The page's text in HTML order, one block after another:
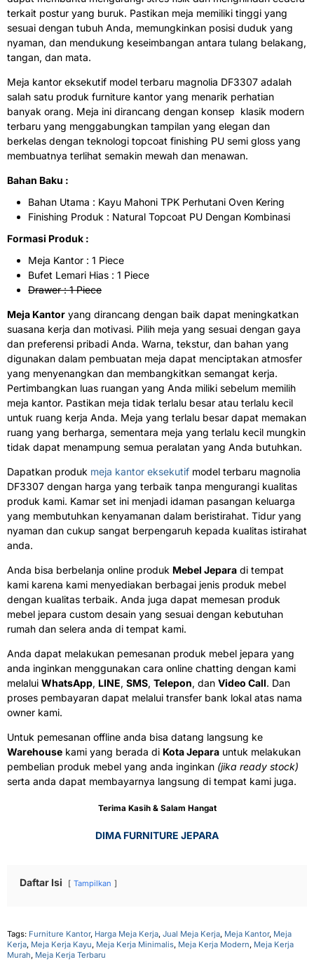
terkait postur yang buruk. Pastikan meja memiliki tinggi yang
sesuai dengan tubuh Anda, memungkinkan posisi duduk yang
nyaman, dan mendukung keseimbangan antara tulang belakang,
tangan, dan mata.
Meja kantor eksekutif model terbaru magnolia DF3307 adalah
salah satu produk furniture kantor yang menarik perhatian
banyak orang. Meja ini dirancang dengan konsep klasik modern
terbaru yang menggabungkan tampilan yang elegan dan
berkelas dengan teknologi topcoat finishing PU semi gloss yang
membuatnya terlihat semakin mewah dan menawan.
Bahan Baku :
Bahan Utama : Kayu Mahoni TPK Perhutani Oven Kering
Finishing Produk : Natural Topcoat PU Dengan Kombinasi
Formasi Produk :
Meja Kantor : 1 Piece
Bufet Lemari Hias : 1 Piece
Drawer : 1 Piece
Meja Kantor yang dirancang dengan baik dapat meningkatkan
suasana kerja dan motivasi. Pilih meja yang sesuai dengan gaya
dan preferensi pribadi Anda. Warna, tekstur, dan bahan yang
digunakan dalam pembuatan meja dapat menciptakan atmosfer
yang menyenangkan dan membangkitkan semangat kerja.
Pertimbangkan luas ruangan yang Anda miliki sebelum memilih
meja kantor. Pastikan meja tidak terlalu besar atau terlalu kecil
untuk ruang kerja Anda. Meja yang terlalu besar dapat memakan
ruang yang berharga, sementara meja yang terlalu kecil mungkin
tidak dapat menampung semua peralatan yang Anda butuhkan.
Dapatkan produk meja kantor eksekutif model terbaru magnolia
DF3307 dengan harga yang terbaik tanpa mengurangi kualitas
produk kami. Kamar set ini menjadi idaman pasangan keluarga
yang membutuhkan kenyamanan dalam beristirahat. Tidur yang
nyaman dan cukup sangat berpengaruh kepada kualitas istirahat
anda.
Anda bisa berbelanja online produk Mebel Jepara di tempat
kami karena kami menyediakan berbagai jenis produk mebel
dengan kualitas terbaik. Anda juga dapat memesan produk
mebel jepara custom desain yang sesuai dengan kebutuhan
rumah dan selera anda di tempat kami.
Anda dapat melakukan pemesanan produk mebel jepara yang
anda inginkan menggunakan cara online chatting dengan kami
melalui WhatsApp, LINE, SMS, Telepon, dan Video Call. Dan
proses pembayaran dapat melalui transfer bank lokal atas nama
owner kami.
Untuk pemesanan offline anda bisa datang langsung ke
Warehouse kami yang berada di Kota Jepara untuk melakukan
pembelian produk mebel yang anda inginkan (jika ready stock)
serta anda dapat membayarnya langsung di tempat kami juga.
Terima Kasih & Salam Hangat
DIMA FURNITURE JEPARA
Daftar Isi Tampilkan
Tags: Furniture Kantor, Harga Meja Kerja, Jual Meja Kerja, Meja Kantor, Meja
Kerja, Meja Kerja Kayu, Meja Kerja Minimalis, Meja Kerja Modern, Meja Kerja
Murah, Meja Kerja Terbaru